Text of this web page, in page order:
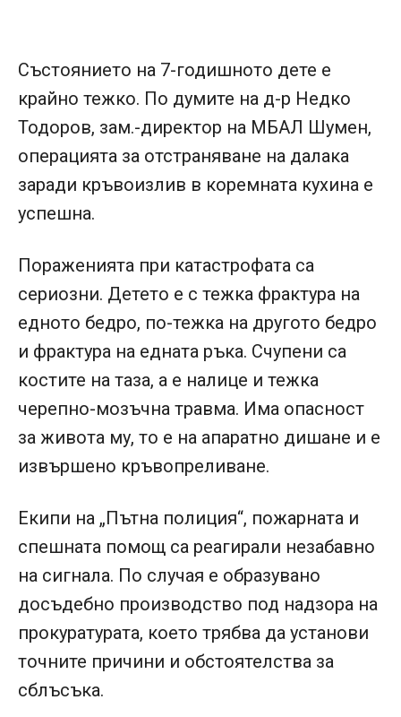
Състоянието на 7-годишното дете е
крайно тежко. По думите на д-р Недко
Тодоров, зам.-директор на МБАЛ Шумен,
операцията за отстраняване на далака
заради кръвоизлив в коремната кухина е
успешна.
Пораженията при катастрофата са
сериозни. Детето е с тежка фрактура на
едното бедро, по-тежка на другото бедро
и фрактура на едната ръка. Счупени са
костите на таза, а е налице и тежка
черепно-мозъчна травма. Има опасност
за живота му, то е на апаратно дишане и е
извършено кръвопреливане.
Екипи на „Пътна полиция“, пожарната и
спешната помощ са реагирали незабавно
на сигнала. По случая е образувано
досъдебно производство под надзора на
прокуратурата, което трябва да установи
точните причини и обстоятелства за
сблъсъка.